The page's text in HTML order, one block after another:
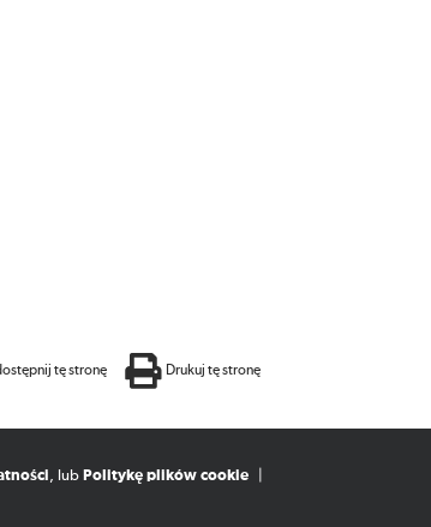
tę stronę Drukuj tę stronę
, lub Politykę plików cookie